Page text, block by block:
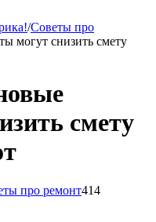
/Советы про
могут снизить смету
смету
про ремонт414